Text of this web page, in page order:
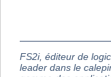
FS2i, éditeur de
leader dans le